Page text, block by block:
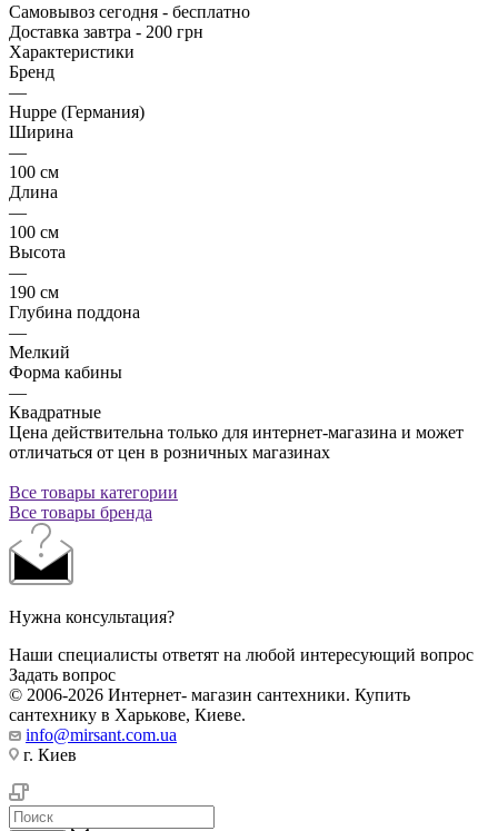
Самовывоз сегодня - бесплатно
Доставка завтра - 200 грн
Характеристики
Бренд
—
Huppe (Германия)
Ширина
—
100 см
Длина
—
100 см
Высота
—
190 см
Глубина поддона
—
Мелкий
Форма кабины
—
Квадратные
Цена действительна только для интернет-магазина и может
отличаться от цен в розничных магазинах
Все товары категории
Все товары бренда
Нужна консультация?
Наши специалисты ответят на любой интересующий вопрос
Задать вопрос
© 2006-2026 Интернет- магазин сантехники. Купить
сантехнику в Харькове, Киеве.
info@mirsant.com.ua
г. Киев